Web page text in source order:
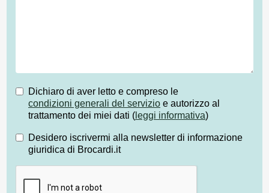
Dichiaro di aver letto e compreso le
condizioni generali del servizio e autorizzo al
trattamento dei miei dati ( leggi informativa)
Desidero iscrivermi alla newsletter di informazione
giuridica di Brocardi.it